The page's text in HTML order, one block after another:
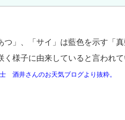
つ」、「サイ」は藍色を示す「
様子に由来していると言われて
酒井さんのお天気ブログより抜粋。